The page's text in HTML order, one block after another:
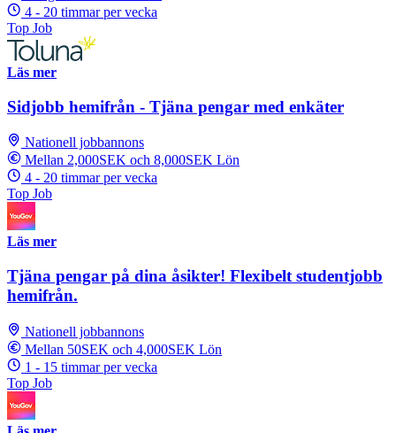
4 - 20 timmar per vecka
Top Job
Läs mer
Sidjobb hemifrån - Tjäna pengar med enkäter
Nationell jobbannons
Mellan 2,000SEK och 8,000SEK Lön
4 - 20 timmar per vecka
Top Job
Läs mer
Tjäna pengar på dina åsikter! Flexibelt studentjobb
hemifrån.
Nationell jobbannons
Mellan 50SEK och 4,000SEK Lön
1 - 15 timmar per vecka
Top Job